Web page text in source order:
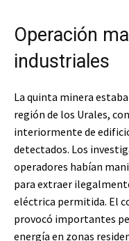
Operación
industriales
La quinta minera
región de los Urales,
interiormente de
detectados. Los
operadores habían
para extraer
eléctrica permitida. El
provocó importantes
energía en zonas